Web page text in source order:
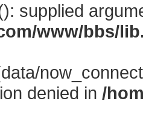
supplied
www/bbs/
denied in /